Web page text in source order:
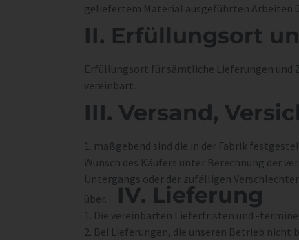
geliefertem Material ausgeführten Arbeiten
II. Erfüllungsort
Erfüllungsort für sämtliche Lieferungen und
vereinbart.
III. Versand,
1. maßgebend sind die in der Fabrik
Wunsch des Käufers unter Berechnung der
Untergangs oder der zufälligen
über.
IV. Lieferung
1. Die vereinbarten Lieferfristen und -
2. Bei Lieferungen, die unseren Betrieb